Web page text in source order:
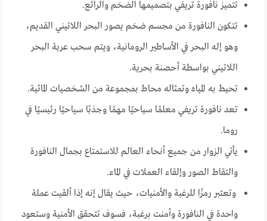
تتميز نافورة تريفي بتصميمها الضخم والرائع.
تتكون النافورة من مجسم ضخم يصور البحر اللاتيني القديم،
وهو إله البحر في الأساطير الرومانية، ويتم سحب عربة البحر
اللاتيني بواسطة أحصنة بحرية.
تحيط به المياه وتمثاله محاط بمجموعة من الشخصيات المائية.
تعد نافورة تريفي معلمًا سياحيًا مهمًا وجذبًا سياحيًا رئيسيًا في
روما.
يأتي الزوار من جميع أنحاء العالم للاستمتاع بجمال النافورة
والتقاط الصور وإلقاء العملات في الماء.
وتعتبر رمزًا للرغبة والأمنيات، حيث يقال إنه إذا ألقيت عملة
واحدة في النافورة وأمنت برغبة، فسوف تتحقق الأمنية وستعود